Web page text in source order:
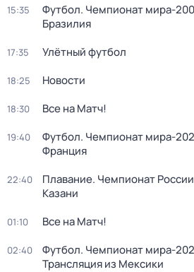
15:35
Футбол. Чемпионат мира-
Бразилия
17:35 Улётный футбол
18:25 Новости
18:30 Все на Матч!
19:40
Футбол. Чемпионат мира-
Франция
22:40
Плавание. Чемпионат
Казани
01:10 Все на Матч!
02:40
Футбол. Чемпионат мира-
Трансляция из Мексики